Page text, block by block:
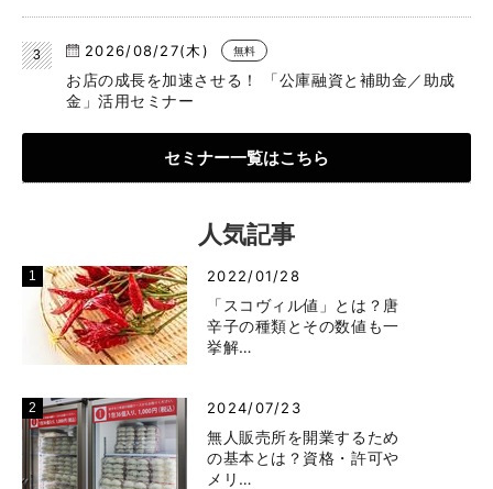
2026/08/27(木) 無料
お店の成長を加速させる！ 「公庫融資と補助金／助成
金」活用セミナー
セミナー一覧はこちら
人気記事
2022/01/28
「スコヴィル値」とは？唐
辛子の種類とその数値も一
挙解…
2024/07/23
無人販売所を開業するため
の基本とは？資格・許可や
メリ…